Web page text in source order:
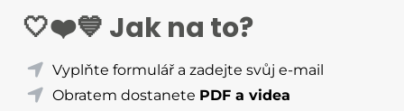
🤍❤️💙 Jak na to?
Vyplňte formulář a zadejte svůj e-mail
Obratem dostanete PDF a videa